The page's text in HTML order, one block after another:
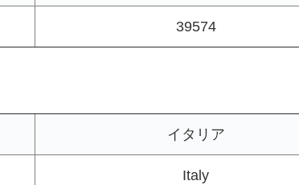
39574
イタリア
Italy